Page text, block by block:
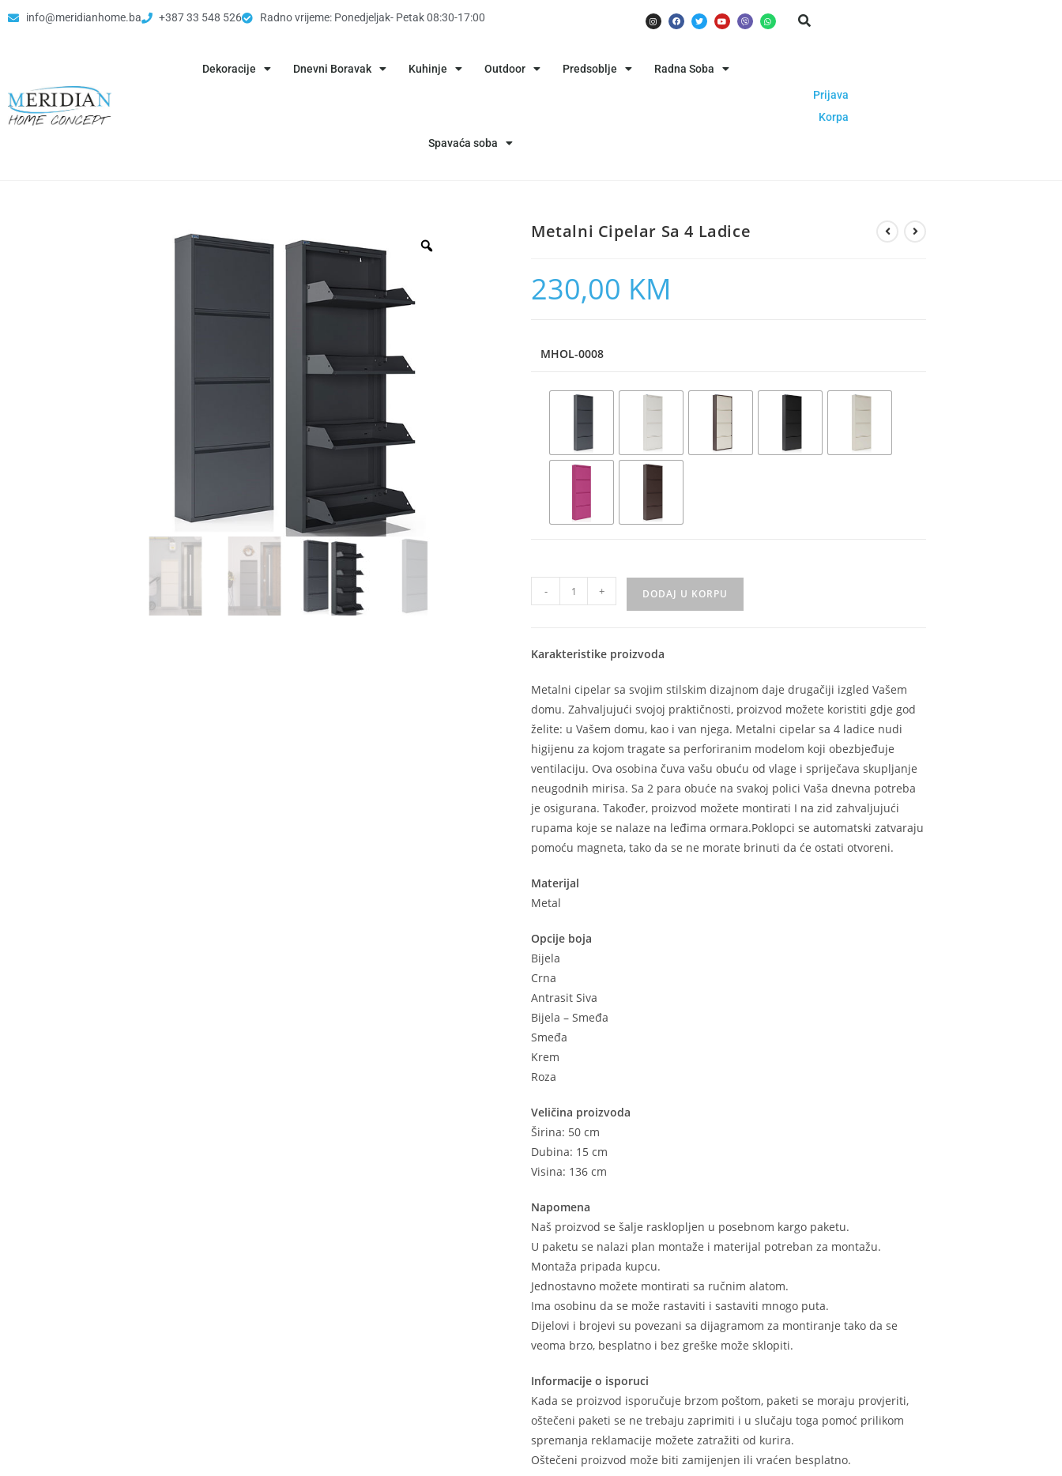
info@meridianhome.ba +387 33 548 526 Radno vrijeme: Ponedjeljak- Petak 08:30-17:00
Dekoracije Dnevni Boravak Kuhinje Outdoor Predsoblje Radna Soba
Spavaća soba
Prijava
Korpa
Metalni Cipelar Sa 4 Ladice
230,00 KM
MHOL-0008
- + DODAJ U KORPU
Karakteristike proizvoda
Metalni cipelar sa svojim stilskim dizajnom daje drugačiji izgled Vašem
domu. Zahvaljujući svojoj praktičnosti, proizvod možete koristiti gdje god
želite: u Vašem domu, kao i van njega. Metalni cipelar sa 4 ladice nudi
higijenu za kojom tragate sa perforiranim modelom koji obezbjeđuje
ventilaciju. Ova osobina čuva vašu obuću od vlage i spriječava skupljanje
neugodnih mirisa. Sa 2 para obuće na svakoj polici Vaša dnevna potreba
je osigurana. Također, proizvod možete montirati I na zid zahvaljujući
rupama koje se nalaze na leđima ormara.Poklopci se automatski zatvaraju
pomoću magneta, tako da se ne morate brinuti da će ostati otvoreni.
Materijal
Metal
Opcije boja
Bijela
Crna
Antrasit Siva
Bijela – Smeđa
Smeđa
Krem
Roza
Veličina proizvoda
Širina: 50 cm
Dubina: 15 cm
Visina: 136 cm
Napomena
Naš proizvod se šalje rasklopljen u posebnom kargo paketu.
U paketu se nalazi plan montaže i materijal potreban za montažu.
Montaža pripada kupcu.
Jednostavno možete montirati sa ručnim alatom.
Ima osobinu da se može rastaviti i sastaviti mnogo puta.
Dijelovi i brojevi su povezani sa dijagramom za montiranje tako da se
veoma brzo, besplatno i bez greške može sklopiti.
Informacije o isporuci
Kada se proizvod isporučuje brzom poštom, paketi se moraju provjeriti,
oštečeni paketi se ne trebaju zaprimiti i u slučaju toga pomoć prilikom
spremanja reklamacije možete zatražiti od kurira.
Oštečeni proizvod može biti zamijenjen ili vraćen besplatno.